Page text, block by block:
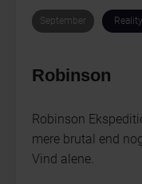
September Reality
Robinson
Robinson
mere brutal end
Vind alene.